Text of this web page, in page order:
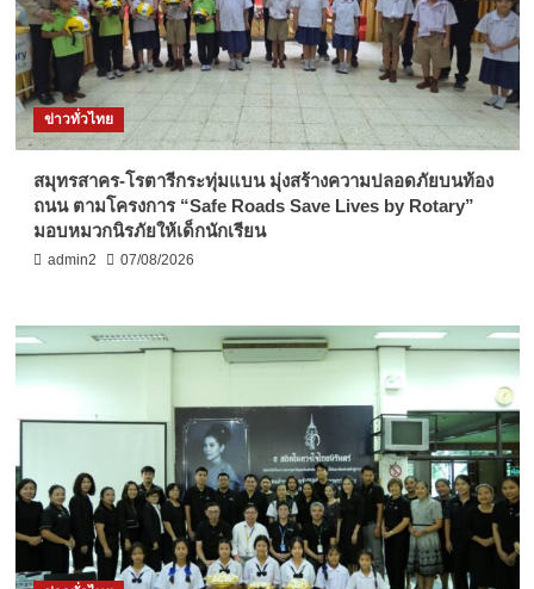
ข่าวทั่วไทย
สมุทรสาคร-โรตารีกระทุ่มแบน มุ่งสร้างความปลอดภัยบนท้อง
ถนน ตามโครงการ “Safe Roads Save Lives by Rotary”
มอบหมวกนิรภัยให้เด็กนักเรียน
admin2 07/08/2026